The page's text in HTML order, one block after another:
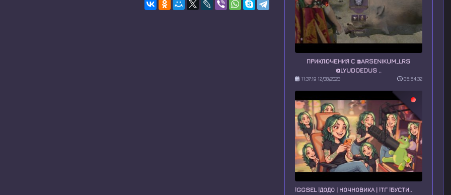
ПРИКЛЮЧЕНИЯ С @ARSENIKUM_LRS
@LYUDOEDUS ..
11:37:19 12/08/2023 05:54:32
!GGSEL !ДОДО | НОЧНОВИКА | !ТГ !БУСТИ..